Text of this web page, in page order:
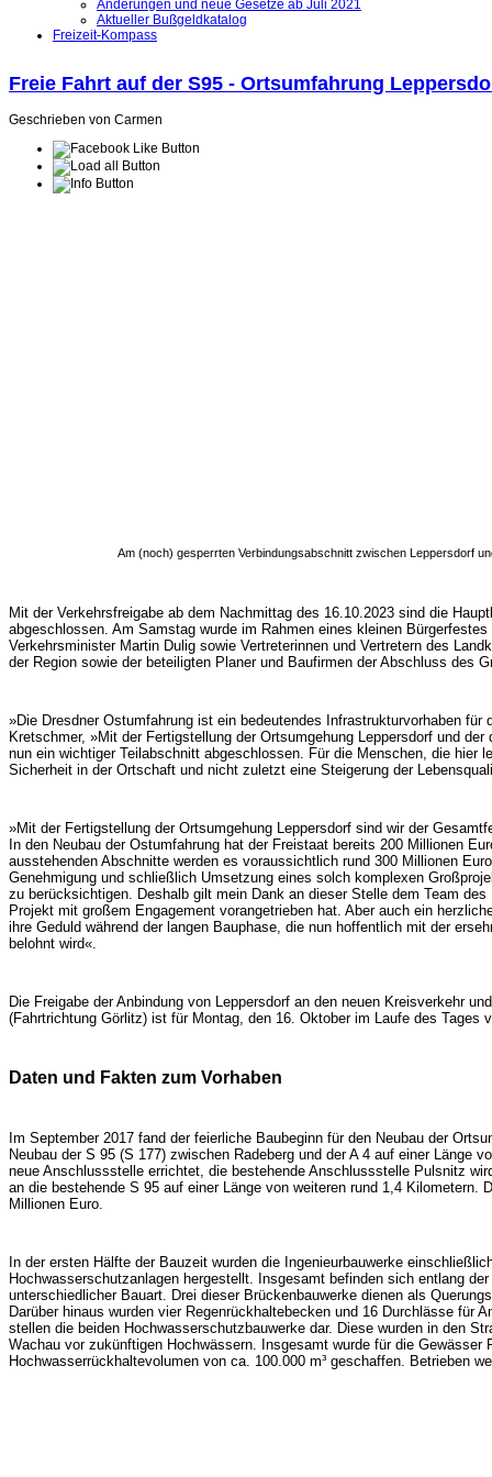
Änderungen und neue Gesetze ab Juli 2021
Aktueller Bußgeldkatalog
Freizeit-Kompass
Freie Fahrt auf der S95 - Ortsumfahrung
Geschrieben von Carmen
Am (noch) gesperrten Verbindungsabschnitt zwischen Leppersdorf
Mit der Verkehrsfreigabe ab dem Nachmittag des 16.10.2023 sind die
abgeschlossen. Am Samstag wurde im Rahmen eines kleinen
Verkehrsminister Martin Dulig sowie Vertreterinnen und Vertretern des
der Region sowie der beteiligten Planer und Baufirmen der Abschluss des
»Die Dresdner Ostumfahrung ist ein bedeutendes Infrastrukturvorhaben
Kretschmer, »Mit der Fertigstellung der Ortsumgehung Leppersdorf und
nun ein wichtiger Teilabschnitt abgeschlossen. Für die Menschen, die hier
Sicherheit in der Ortschaft und nicht zuletzt eine Steigerung der
»Mit der Fertigstellung der Ortsumgehung Leppersdorf sind wir der
In den Neubau der Ostumfahrung hat der Freistaat bereits 200 Millionen
ausstehenden Abschnitte werden es voraussichtlich rund 300 Millionen
Genehmigung und schließlich Umsetzung eines solch komplexen
zu berücksichtigen. Deshalb gilt mein Dank an dieser Stelle dem Team
Projekt mit großem Engagement vorangetrieben hat. Aber auch ein
ihre Geduld während der langen Bauphase, die nun hoffentlich mit der
belohnt wird«.
Die Freigabe der Anbindung von Leppersdorf an den neuen Kreisverkehr
(Fahrtrichtung Görlitz) ist für Montag, den 16. Oktober im Laufe des Tages
Daten und Fakten zum Vorhaben
Im September 2017 fand der feierliche Baubeginn für den Neubau der
Neubau der S 95 (S 177) zwischen Radeberg und der A 4 auf einer Länge
neue Anschlussstelle errichtet, die bestehende Anschlussstelle Pulsnitz
an die bestehende S 95 auf einer Länge von weiteren rund 1,4 Kilometern.
Millionen Euro.
In der ersten Hälfte der Bauzeit wurden die Ingenieurbauwerke
Hochwasserschutzanlagen hergestellt. Insgesamt befinden sich entlang
unterschiedlicher Bauart. Drei dieser Brückenbauwerke dienen als
Darüber hinaus wurden vier Regenrückhaltebecken und 16 Durchlässe für
stellen die beiden Hochwasserschutzbauwerke dar. Diese wurden in den
Wachau vor zukünftigen Hochwässern. Insgesamt wurde für die Gewässer
Hochwasserrückhaltevolumen von ca. 100.000 m³ geschaffen. Betrieben